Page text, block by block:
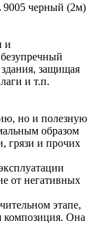
9005 черный (2м)
и
защищая
и т.п.
но и полезную
образом
грязи и прочих
от негативных
этапе,
композиция. Она